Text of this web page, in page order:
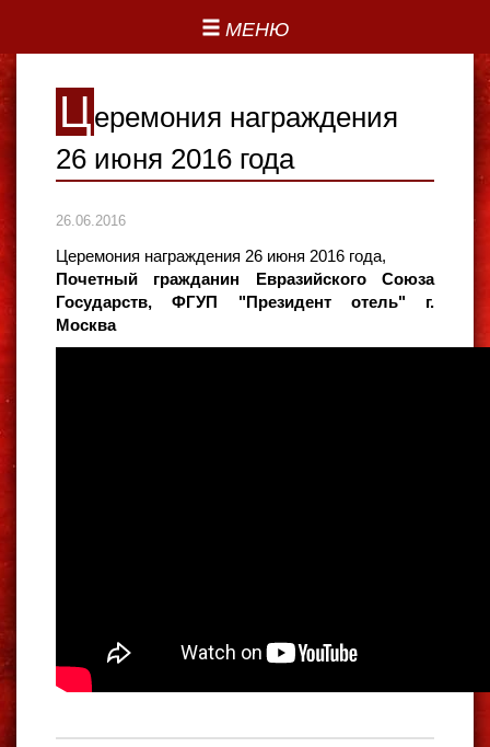
МЕНЮ
Церемония награждения
26 июня 2016 года
26.06.2016
Церемония награждения 26 июня 2016 года,
Почетный гражданин Евразийского Союза
Государств, ФГУП "Президент отель" г.
Москва